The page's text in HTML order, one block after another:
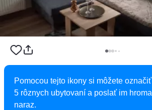
5,0
Apartmán Jarka
Apartmán, Štrba, Slovensko
Pomocou tejto ikony si môžete
5 rôznych ubytovaní a poslať im
naraz.